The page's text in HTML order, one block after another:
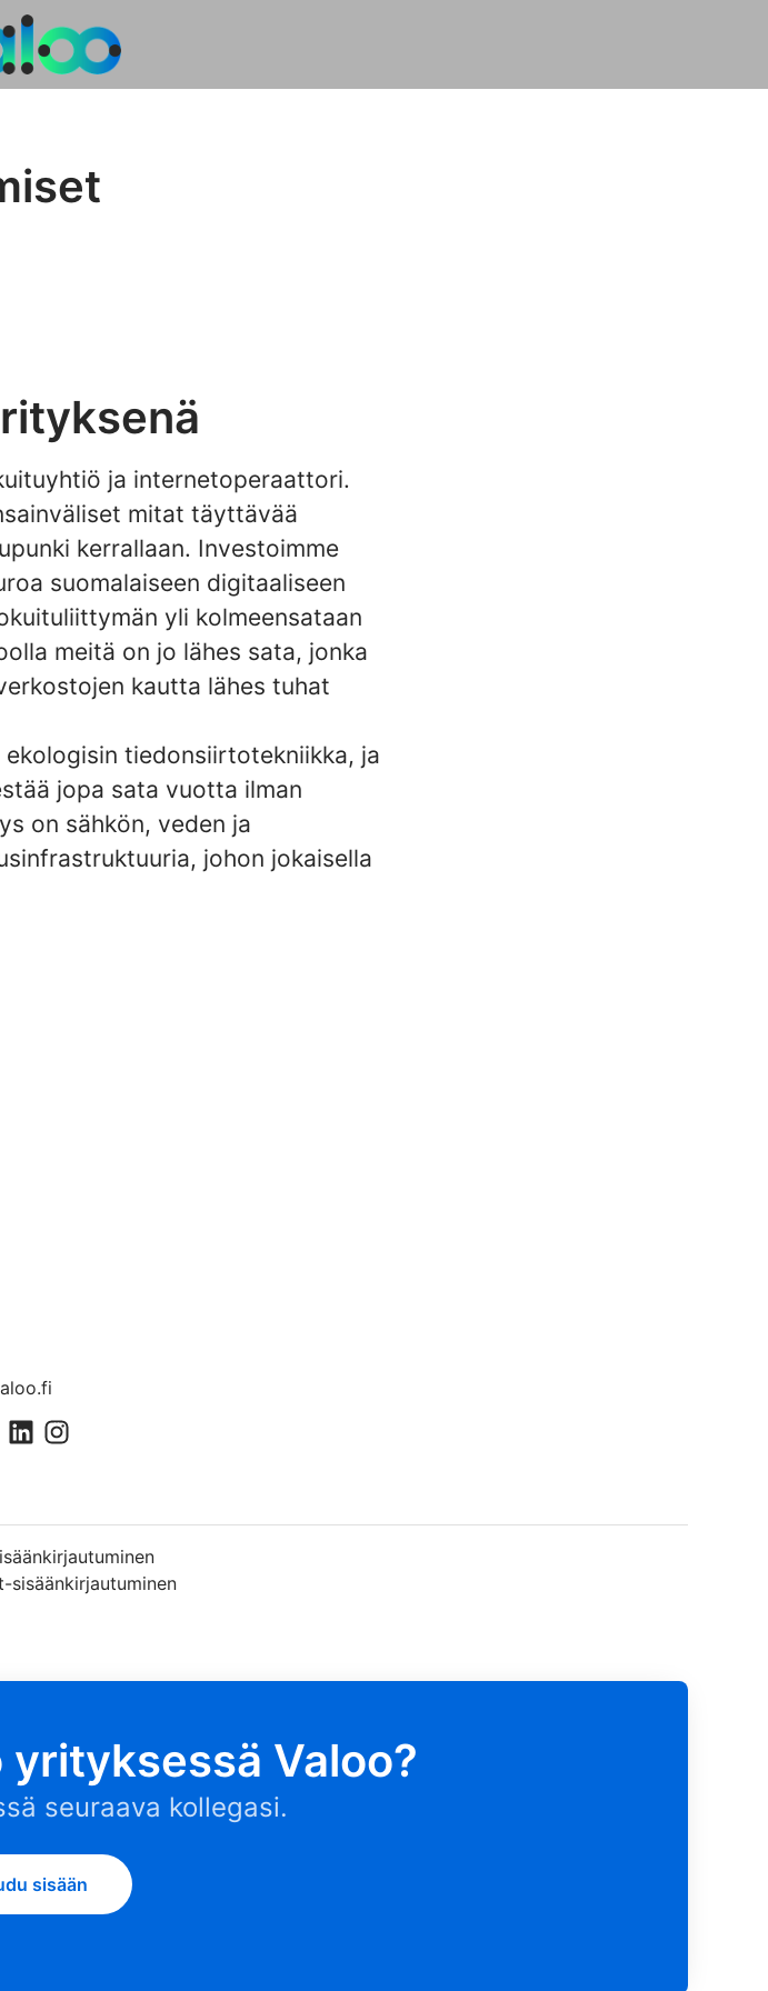
ja internetoperaattori.
mitat täyttävää
kerrallaan. Investoimme
suomalaiseen digitaaliseen
yli kolmeensataan
meitä on jo lähes sata, jonka
kautta lähes tuhat
tiedonsiirtotekniikka, ja
jopa sata vuotta ilman
on sähkön, veden ja
johon jokaisella
sisäänkirjautuminen
Valoo?
seuraava kollegasi.
sisään